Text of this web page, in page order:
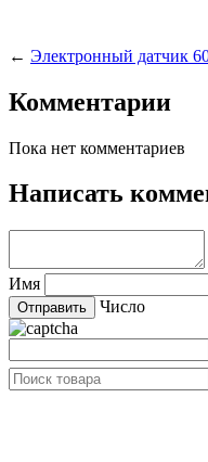
← Электронный датчик
Комментарии
Пока нет комментариев
Написать
Имя
Число